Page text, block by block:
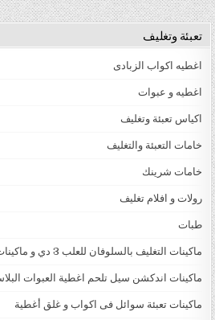
تعبئة وتغليف
اغطيه اكواب الزبادى
اغطيه و عبوات
اكياس تعبئة وتغليف
خامات التعبئة والتغليف
خامات شرينك
رولات و افلام تغليف
طبات
ماكينات التغليف بالسلوفان للعلب 3 دي و ماكينات لصق ليبل
ماكينات اندكشن سيل تلحم اغطية العبوات
ماكينات تعبئة سوائل فى اكواب و غلق أغطية